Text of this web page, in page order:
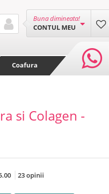
Buna dimineata!
CONTUL MEU
Coafura
si Colagen -
23 opinii